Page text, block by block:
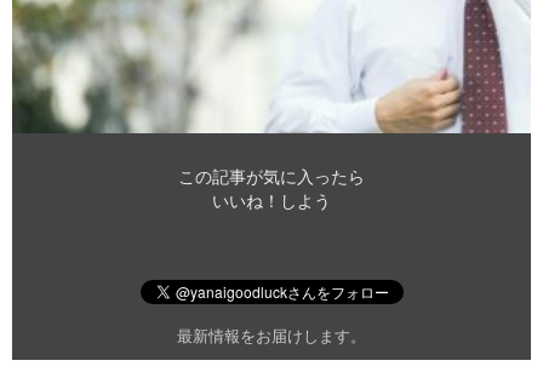
この記事が気に入ったら
いいね！しよう
最新情報をお届けします。